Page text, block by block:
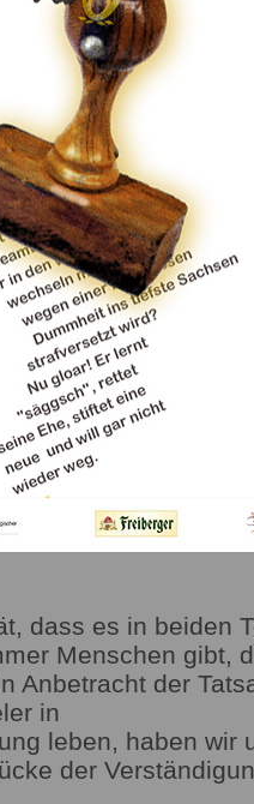
dass es in beiden
Menschen gibt,
Anbetracht der
in
leben, haben wir
der